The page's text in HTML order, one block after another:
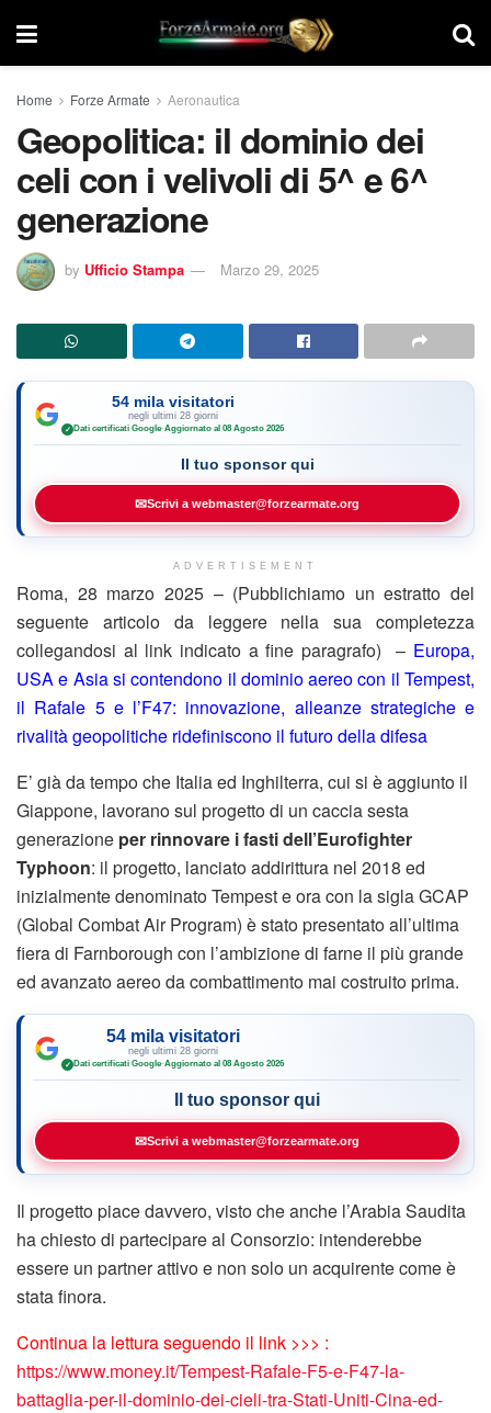
Home Forze Armate Aeronautica
Geopolitica: il dominio dei
celi con i velivoli di 5^ e 6^
generazione
by Ufficio Stampa Marzo 29, 2025
54 mila visitatori
negli ultimi 28 giorni
✓ Dati certificati Google·Aggiornato al 08 Agosto 2026
Il tuo sponsor qui
✉Scrivi a webmaster@forzearmate.org
ADVERTISEMENT
Roma, 28 marzo 2025 – (Pubblichiamo un estratto del
seguente articolo da leggere nella sua completezza
collegandosi al link indicato a fine paragrafo) – Europa,
USA e Asia si contendono il dominio aereo con il Tempest,
il Rafale 5 e l’F47: innovazione, alleanze strategiche e
rivalità geopolitiche ridefiniscono il futuro della difesa
E’ già da tempo che Italia ed Inghilterra, cui si è aggiunto il
Giappone, lavorano sul progetto di un caccia sesta
generazione per rinnovare i fasti dell’Eurofighter
Typhoon: il progetto, lanciato addirittura nel 2018 ed
inizialmente denominato Tempest e ora con la sigla GCAP
(Global Combat Air Program) è stato presentato all’ultima
fiera di Farnborough con l’ambizione di farne il più grande
ed avanzato aereo da combattimento mai costruito prima.
54 mila visitatori
negli ultimi 28 giorni
✓ Dati certificati Google·Aggiornato al 08 Agosto 2026
Il tuo sponsor qui
✉Scrivi a webmaster@forzearmate.org
Il progetto piace davvero, visto che anche l’Arabia Saudita
ha chiesto di partecipare al Consorzio: intenderebbe
essere un partner attivo e non solo un acquirente come è
stata finora.
Continua la lettura seguendo il link >>> :
https://www.money.it/Tempest-Rafale-F5-e-F47-la-
battaglia-per-il-dominio-dei-cieli-tra-Stati-Uniti-Cina-ed-